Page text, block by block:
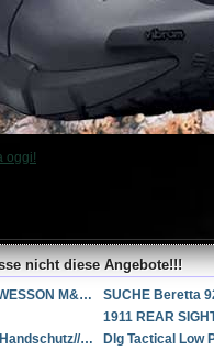
nicht diese Angebote!!!
SMITH & WESSON M&P 9-M2.0 PERFORMANCE CENTER 5” Ported
SUCHE Beretta
Hexagon Handschutz// AK / Saiga